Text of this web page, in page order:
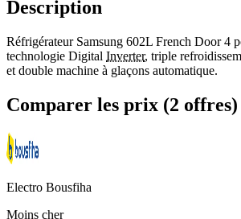
Description
Réfrigérateur Samsung 602L French Door 4
technologie Digital Inverter, triple
et double machine à glaçons automatique.
Comparer les prix (2 offres)
Electro Bousfiha
Moins cher